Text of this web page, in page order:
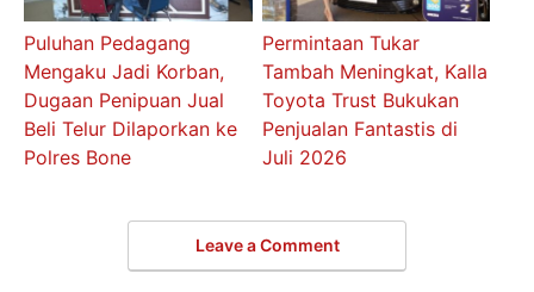
Puluhan Pedagang
Mengaku Jadi Korban,
Dugaan Penipuan Jual
Beli Telur Dilaporkan ke
Polres Bone
Permintaan Tukar
Tambah Meningkat, Kalla
Toyota Trust Bukukan
Penjualan Fantastis di
Juli 2026
Leave a Comment